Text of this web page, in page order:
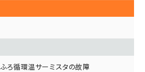
ろ循環温サーミスタの故障